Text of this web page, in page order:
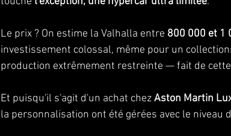
Le prix ? On estime la Valhalla entre 800 000 et 1
investissement colossal, même pour un
production extrêmement restreinte — fait de
Et puisqu'il s'agit d'un achat chez Aston Martin
la personnalisation ont été gérées avec le niveau